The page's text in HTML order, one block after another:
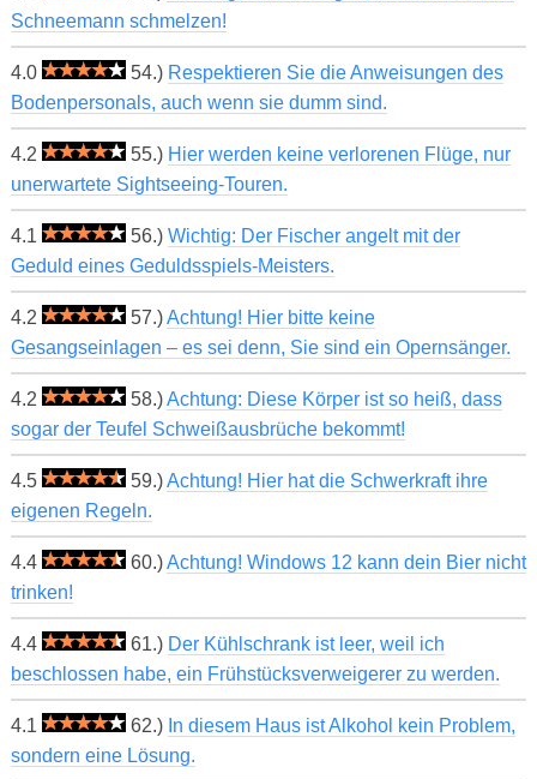
Schneemann schmelzen!
4.0 54.) Respektieren Sie die Anweisungen des
Bodenpersonals, auch wenn sie dumm sind.
4.2 55.) Hier werden keine verlorenen Flüge, nur
unerwartete Sightseeing-Touren.
4.1 56.) Wichtig: Der Fischer angelt mit der
Geduld eines Geduldsspiels-Meisters.
4.2 57.)Achtung! Hier bitte keine
Gesangseinlagen – es sei denn, Sie sind ein Opernsänger.
4.2 58.)Achtung: Diese Körper ist so heiß, dass
sogar der Teufel Schweißausbrüche bekommt!
4.5 59.)Achtung! Hier hat die Schwerkraft ihre
eigenen Regeln.
4.4 60.)Achtung! Windows 12 kann dein Bier nicht
trinken!
4.4 61.) Der Kühlschrank ist leer, weil ich
beschlossen habe, ein Frühstücksverweigerer zu werden.
4.1 62.) In diesem Haus ist Alkohol kein Problem,
sondern eine Lösung.